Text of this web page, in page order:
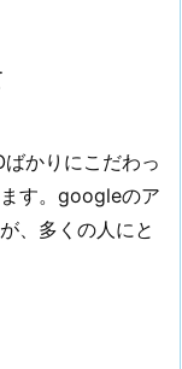
かりにこだわっ
す。googleのア
、多くの人にと